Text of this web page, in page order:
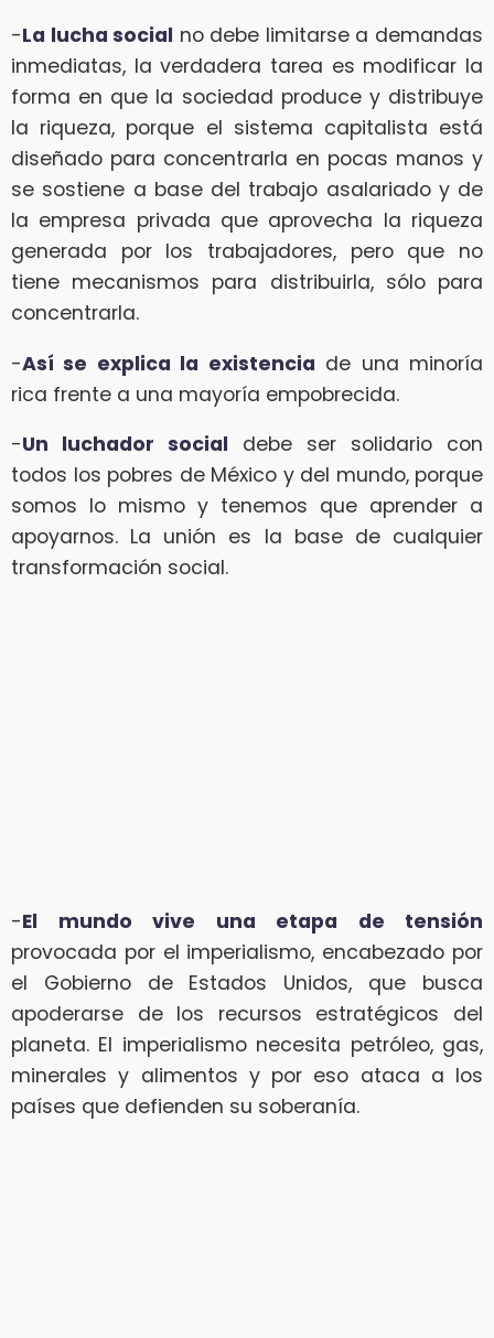
-La lucha social no debe limitarse a demandas
inmediatas, la verdadera tarea es modificar la
forma en que la sociedad produce y distribuye
la riqueza, porque el sistema capitalista está
diseñado para concentrarla en pocas manos y
se sostiene a base del trabajo asalariado y de
la empresa privada que aprovecha la riqueza
generada por los trabajadores, pero que no
tiene mecanismos para distribuirla, sólo para
concentrarla.
-Así se explica la existencia de una minoría
rica frente a una mayoría empobrecida.
-Un luchador social debe ser solidario con
todos los pobres de México y del mundo, porque
somos lo mismo y tenemos que aprender a
apoyarnos. La unión es la base de cualquier
transformación social.
-El mundo vive una etapa de tensión
provocada por el imperialismo, encabezado por
el Gobierno de Estados Unidos, que busca
apoderarse de los recursos estratégicos del
planeta. El imperialismo necesita petróleo, gas,
minerales y alimentos y por eso ataca a los
países que defienden su soberanía.